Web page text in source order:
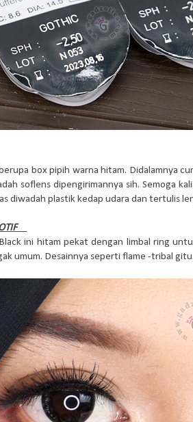
box pipih warna hitam. Didalamnya
soflens dipengirimannya sih. Semoga
diwadah plastik kedap udara dan tertulis
ini hitam pekat dengan limbal ring
umum. Desainnya seperti flame -tribal gitu.